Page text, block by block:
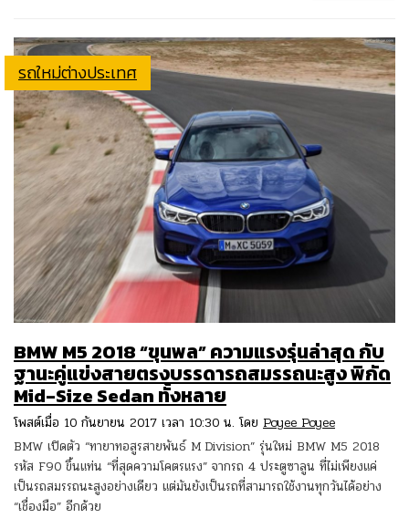
รถใหม่ต่างประเทศ
BMW M5 2018 “ขุนพล” ความแรงรุ่นล่าสุด กับ
ฐานะคู่แข่งสายตรงบรรดารถสมรรถนะสูง พิกัด
Mid-Size Sedan ทั้งหลาย
โพสต์เมื่อ 10 กันยายน 2017 เวลา 10:30 น. โดย Poyee Poyee
BMW เปิดตัว “ทายาทอสูรสายพันธ์ M Division” รุ่นใหม่ BMW M5 2018
รหัส F90 ขึ้นแท่น “ที่สุดความโคตรแรง” จากรถ 4 ประตูซาลูน ที่ไม่เพียงแค่
เป็นรถสมรรถนะสูงอย่างเดียว แต่มันยังเป็นรถที่สามารถใช้งานทุกวันได้อย่าง
“เชื่องมือ” อีกด้วย